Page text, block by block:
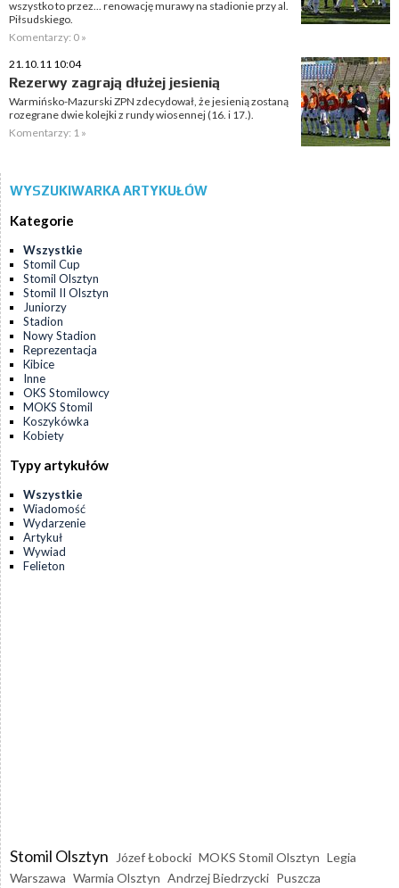
wszystko to przez... renowację murawy na stadionie przy al.
Piłsudskiego.
Komentarzy: 0 »
21.10.11 10:04
Rezerwy zagrają dłużej jesienią
Warmińsko-Mazurski ZPN zdecydował, że jesienią zostaną
rozegrane dwie kolejki z rundy wiosennej (16. i 17.).
Komentarzy: 1 »
WYSZUKIWARKA ARTYKUŁÓW
Kategorie
Wszystkie
Stomil Cup
Stomil Olsztyn
Stomil II Olsztyn
Juniorzy
Stadion
Nowy Stadion
Reprezentacja
Kibice
Inne
OKS Stomilowcy
MOKS Stomil
Koszykówka
Kobiety
Typy artykułów
Wszystkie
Wiadomość
Wydarzenie
Artykuł
Wywiad
Felieton
Stomil Olsztyn Józef Łobocki MOKS Stomil Olsztyn Legia
Warszawa Warmia Olsztyn Andrzej Biedrzycki Puszcza